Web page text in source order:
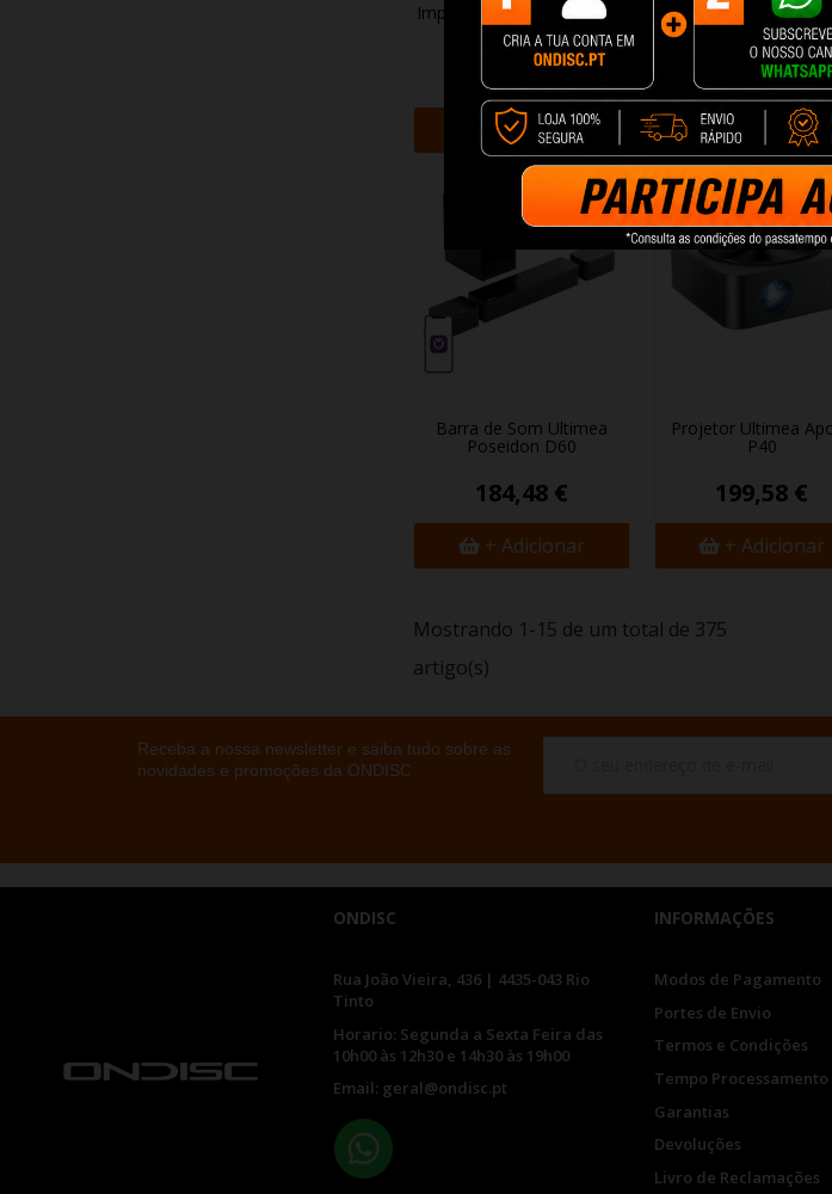
Impressora 3D Creality CR-
10 SE
199,48 €
+ Adicionar
Haylou Smartwatch
Black
21,28 €
+ Adicionar
Barra de Som Ultimea
Poseidon D60
184,48 €
+ Adicionar
Projetor Ultimea
P40
199,58 €
+ Adicionar
Mostrando 1-15 de um total de 375
artigo(s)
Receba a nossa newsletter e saiba tudo sobre as
novidades e promoções da ONDISC
ONDISC
Rua João Vieira, 436 | 4435-043 Rio
Tinto
Horario: Segunda a Sexta Feira das
10h00 às 12h30 e 14h30 às 19h00
Email: geral@ondisc.pt
INFORMAÇÕES
Modos de Pagamento
Portes de Envio
Termos e Condições
Tempo
Garantias
Devoluções
Livro de Reclamações